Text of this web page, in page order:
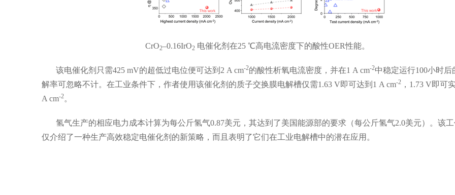
CrO2–0.16IrO2 电催化剂在25 ℃高电流密度下的酸性OER性能。
该电催化剂只需425 mV的超低过电位便可达到 2 A cm-2的酸性析氧电流密度，并在1 A cm-2中稳定运行100小时后
解率可忽略不计。在工业条件下，作者使用该催化剂的质子交换膜电解槽仅需1.63 V即可达到 1 A cm-2 ， 1.73 V即可
A cm-2。
氢气生产的相应电力成本计算为每公斤氢气0.87美元，其达到了美国能源部的要求（每公斤氢气2.0美元）。该
仅介绍了一种生产高效稳定电催化剂的新策略，而且表明了它们在工业电解槽中的潜在应用。